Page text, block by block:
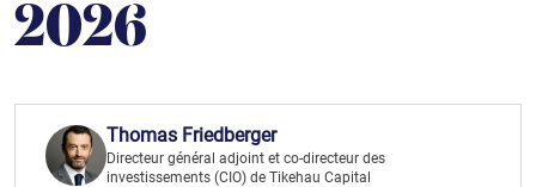
2026
Thomas Friedberger
Directeur général adjoint et co-directeur des
investissements (CIO) de Tikehau Capital